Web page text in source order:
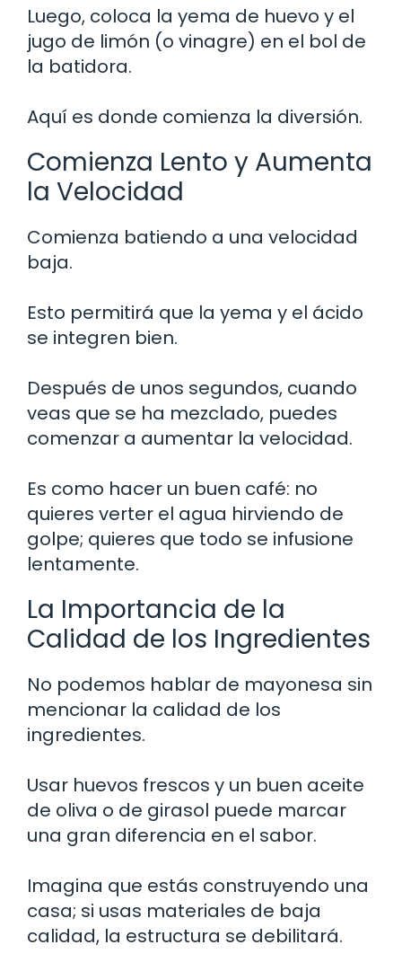
Luego, coloca la yema de huevo y el
jugo de limón (o vinagre) en el bol de
la batidora.
Aquí es donde comienza la diversión.
Comienza Lento y Aumenta
la Velocidad
Comienza batiendo a una velocidad
baja.
Esto permitirá que la yema y el ácido
se integren bien.
Después de unos segundos, cuando
veas que se ha mezclado, puedes
comenzar a aumentar la velocidad.
Es como hacer un buen café: no
quieres verter el agua hirviendo de
golpe; quieres que todo se infusione
lentamente.
La Importancia de la
Calidad de los Ingredientes
No podemos hablar de mayonesa sin
mencionar la calidad de los
ingredientes.
Usar huevos frescos y un buen aceite
de oliva o de girasol puede marcar
una gran diferencia en el sabor.
Imagina que estás construyendo una
casa; si usas materiales de baja
calidad, la estructura se debilitará.